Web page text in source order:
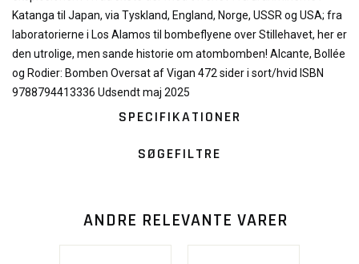
Katanga til Japan, via Tyskland, England, Norge, USSR og USA; fra
laboratorierne i Los Alamos til bombeflyene over Stillehavet, her er
den utrolige, men sande historie om atombomben! Alcante, Bollée
og Rodier: Bomben Oversat af Vigan 472 sider i sort/hvid ISBN
9788794413336 Udsendt maj 2025
SPECIFIKATIONER
SØGEFILTRE
ANDRE RELEVANTE VARER